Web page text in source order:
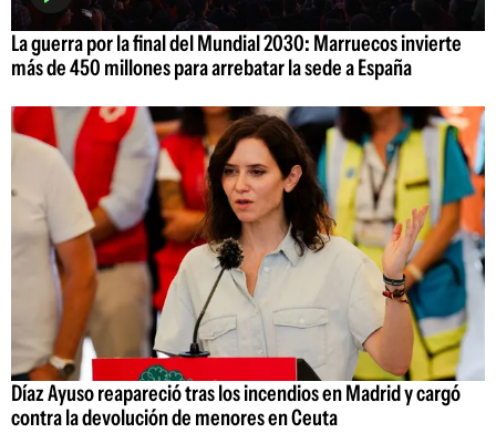
La guerra por la final del Mundial 2030: Marruecos invierte
más de 450 millones para arrebatar la sede a España
Díaz Ayuso reapareció tras los incendios en Madrid y cargó
contra la devolución de menores en Ceuta